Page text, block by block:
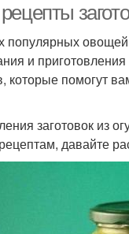
маринования
огурцы
овощей
и
которые помогут
заготовок из
давайте